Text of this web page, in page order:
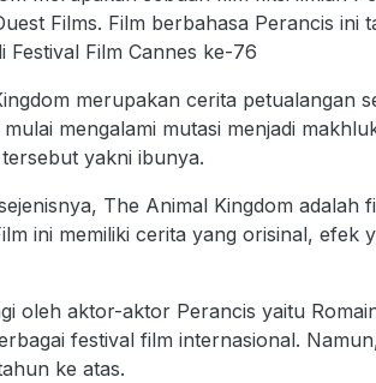
Films. Film berbahasa Perancis ini
Festival Film Cannes ke-76
merupakan cerita petualangan
mengalami mutasi menjadi
yakni ibunya.
The Animal Kingdom
ini memiliki cerita yang orisinal, efek
oleh aktor-aktor Perancis yaitu
festival film internasional.
ke atas.